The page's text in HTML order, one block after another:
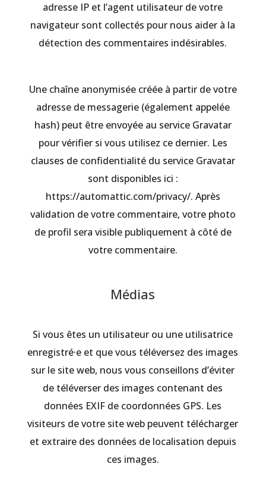
adresse IP et l’agent utilisateur de votre
navigateur sont collectés pour nous aider à la
détection des commentaires indésirables.
Une chaîne anonymisée créée à partir de votre
adresse de messagerie (également appelée
hash) peut être envoyée au service Gravatar
pour vérifier si vous utilisez ce dernier. Les
clauses de confidentialité du service Gravatar
sont disponibles ici :
https://automattic.com/privacy/. Après
validation de votre commentaire, votre photo
de profil sera visible publiquement à côté de
votre commentaire.
Médias
Si vous êtes un utilisateur ou une utilisatrice
enregistré·e et que vous téléversez des images
sur le site web, nous vous conseillons d’éviter
de téléverser des images contenant des
données EXIF de coordonnées GPS. Les
visiteurs de votre site web peuvent télécharger
et extraire des données de localisation depuis
ces images.